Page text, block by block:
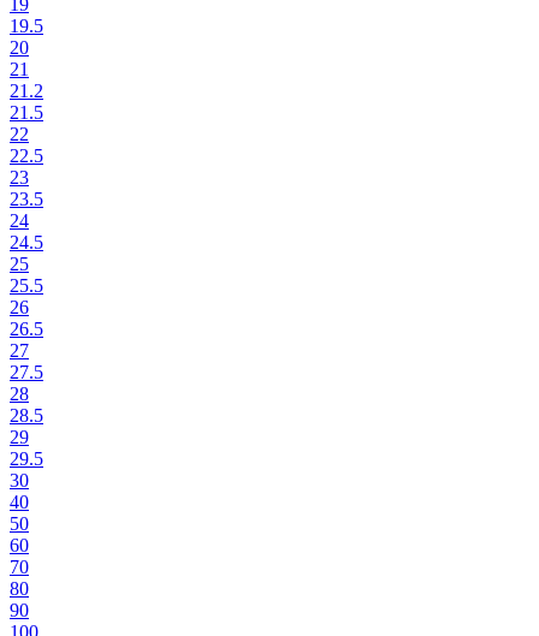
19
19.5
20
21
21.2
21.5
22
22.5
23
23.5
24
24.5
25
25.5
26
26.5
27
27.5
28
28.5
29
29.5
30
40
50
60
70
80
90
100